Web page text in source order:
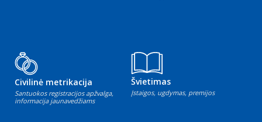
Civilinė metrikacija
Santuokos registracijos apžvalga,
informacija jaunavedžiams
Švietimas
Įstaigos, ugdymas, premijos